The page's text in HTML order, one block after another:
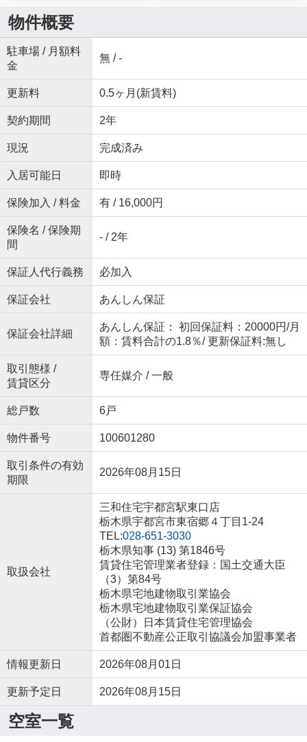
物件概要
駐車場 / 月額料
金
無 / -
更新料 0.5ヶ月(新賃料)
契約期間 2年
現況 完成済み
入居可能日 即時
保険加入 / 料金 有 / 16,000円
保険名 / 保険期
間
- / 2年
保証人代行義務 必加入
保証会社 あんしん保証
保証会社詳細
あんしん保証： 初回保証料：20000円/月
額：賃料合計の1.8％/ 更新保証料:無し
取引態様 /
賃貸区分
専任媒介 / 一般
総戸数 6戸
物件番号 100601280
取引条件の有効
期限
2026年08月15日
取扱会社
三和住宅宇都宮駅東口店
栃木県宇都宮市東宿郷４丁目1-24
TEL:028-651-3030
栃木県知事 (13) 第1846号
賃貸住宅管理業者登録：国土交通大臣
（3）第84号
栃木県宅地建物取引業協会
栃木県宅地建物取引業保証協会
（公財）日本賃貸住宅管理協会
首都圏不動産公正取引協議会加盟事業者
情報更新日 2026年08月01日
更新予定日 2026年08月15日
空室一覧